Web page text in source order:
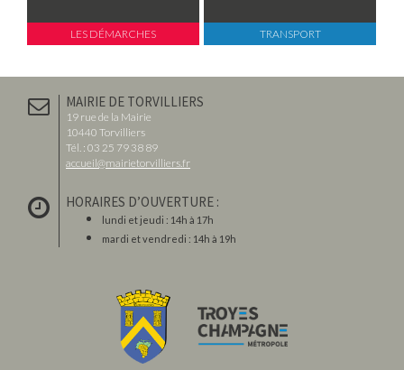
LES DÉMARCHES TRANSPORT
MAIRIE DE TORVILLIERS
19 rue de la Mairie
10440 Torvilliers
Tél. : 03 25 79 38 89
accueil@mairietorvilliers.fr
HORAIRES D’OUVERTURE :
lundi et jeudi : 14h à 17h
mardi et vendredi : 14h à 19h